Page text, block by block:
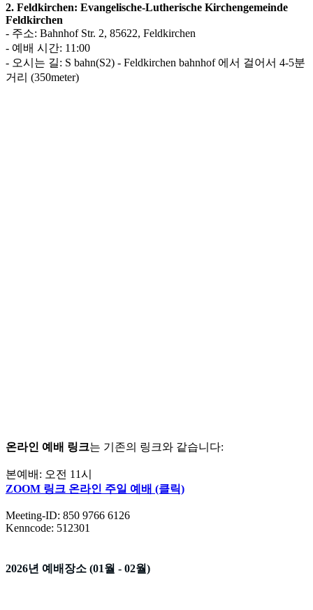
2. Feldkirchen: Evangelische-Lutherische Kirchengemeinde
Feldkirchen
- 주소: Bahnhof Str. 2, 85622, Feldkirchen
- 예배 시간: 11:00
- 오시는 길: S bahn(S2) - Feldkirchen bahnhof 에서 걸어서 4-5분
거리 (350meter)
온라인 예배 링크는 기존의 링크와 같습니다:
본예배: 오전 11시
ZOOM 링크 온라인 주일 예배 (클릭)
Meeting-ID: 850 9766 6126
Kenncode: 512301
2026년 예배장소 (01월 - 02월)